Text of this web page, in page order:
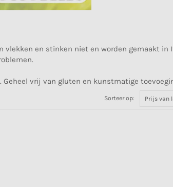
en stinken niet en worden gemaakt in
vrij van gluten en kunstmatige
Sorteer op: